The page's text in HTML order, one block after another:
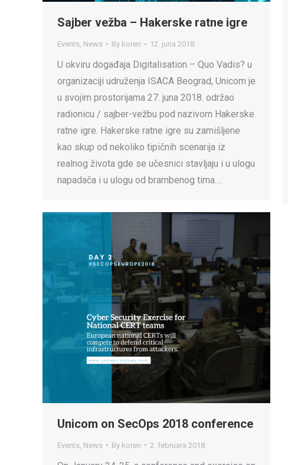
Sajber vežba – Hakerske ratne igre
Events, News By koren 12. juna 2018.
U okviru događaja Digitalisation – Quo Vadis? u
organizaciji udruženja ISACA Beograd, Unicom je
u svojim prostorijama 27. juna 2018. održao
radionicu / sajber-vežbu pod nazivom Hakerske
ratne igre. Hakerske ratne igre su zamišljene
kao skup od nekoliko tipičnih scenarija iz
realnog života gde se učesnici stavljaju i u ulogu
napadača i u ulogu od brambenog tima.…
Unicom on SecOps 2018 conference
Events News By koren 2. februara 2018.